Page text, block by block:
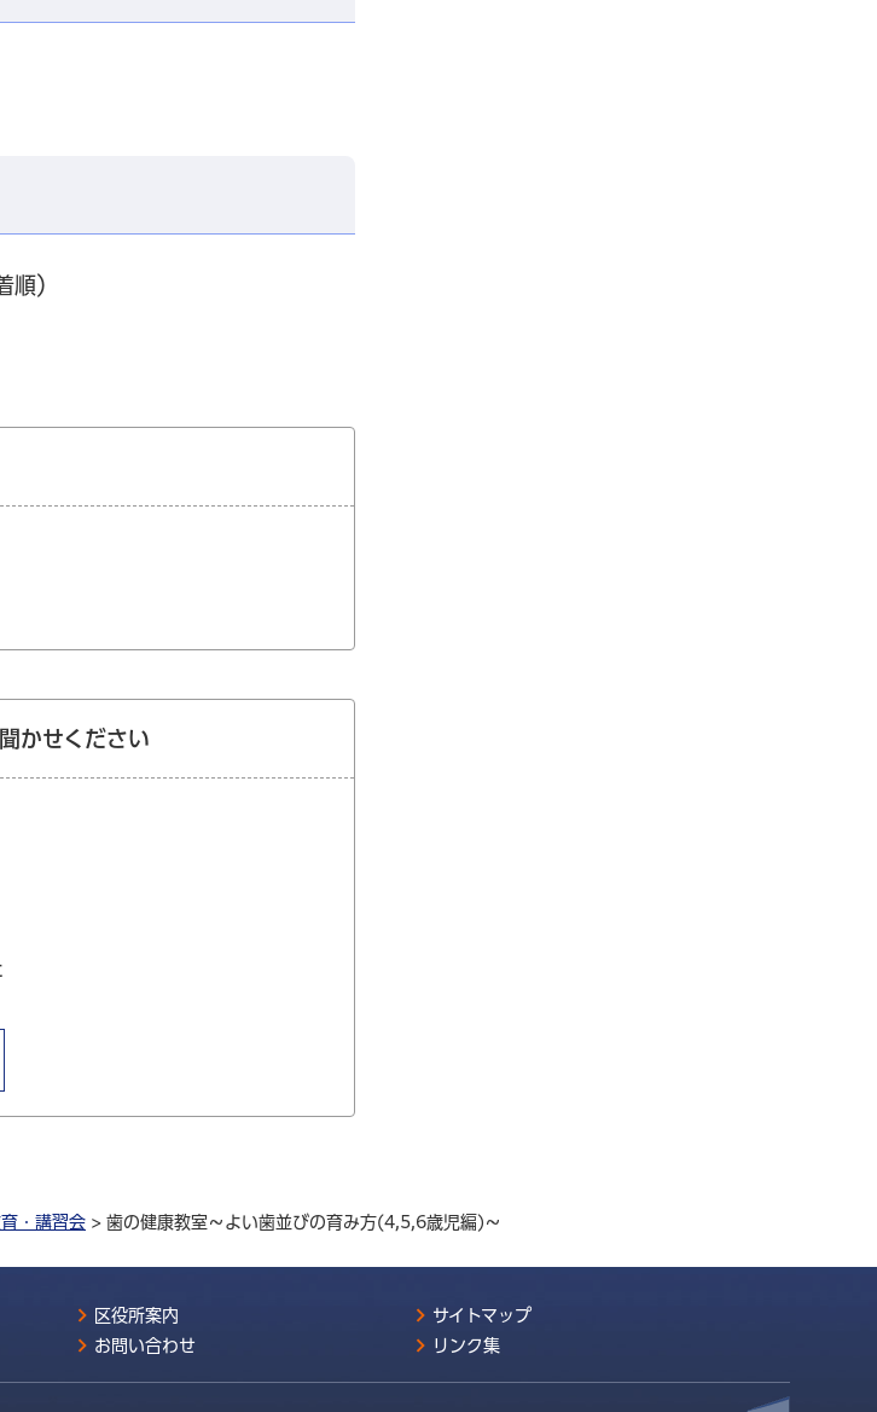
）
かせください
・講習会 > 歯の健康教室～よい歯並びの育み方(4,5,6歳児編)～
区役所案内
サイトマップ
お問い合わせ リンク集